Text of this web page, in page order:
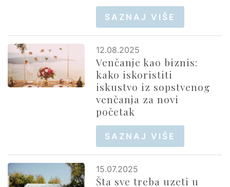
SAZNAJ VIŠE
12.08.2025
Venčanje kao biznis:
kako iskoristiti
iskustvo iz sopstvenog
venčanja za novi
početak
SAZNAJ VIŠE
15.07.2025
Šta sve treba uzeti u